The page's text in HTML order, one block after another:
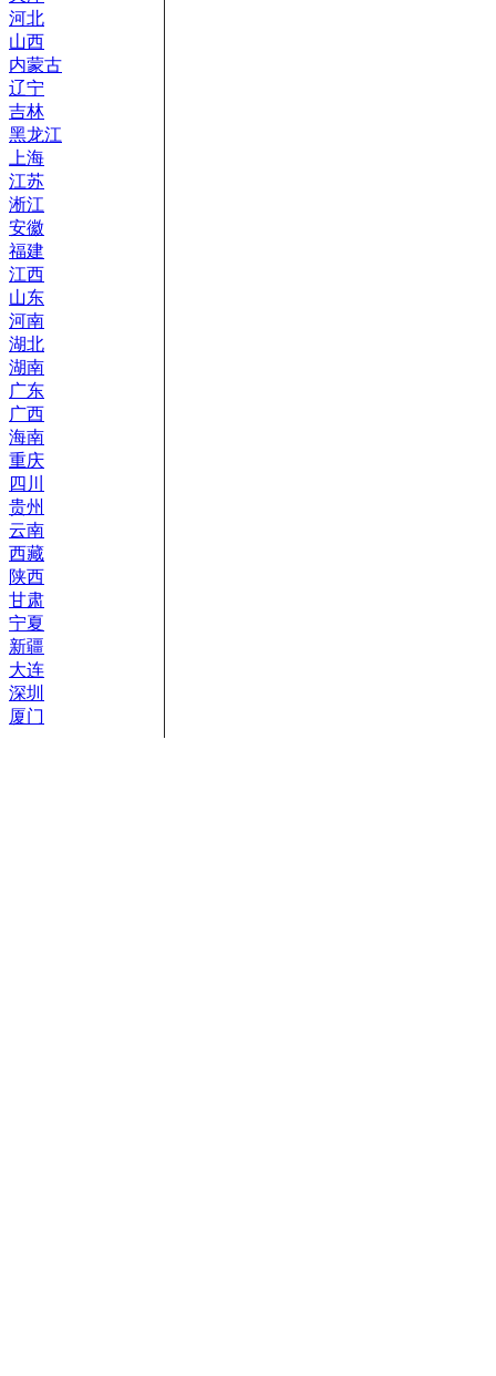
河北
山西
内蒙古
辽宁
吉林
黑龙江
上海
江苏
淅江
安徽
福建
江西
山东
河南
湖北
湖南
广东
广西
海南
重庆
四川
贵州
云南
西藏
陕西
甘肃
宁夏
新疆
大连
深圳
厦门